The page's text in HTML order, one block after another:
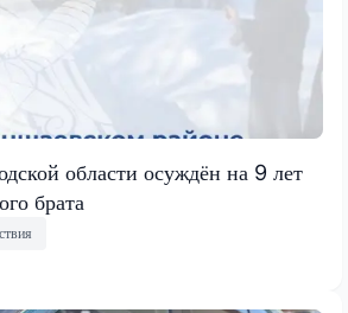
области осуждён на 9 лет
брата